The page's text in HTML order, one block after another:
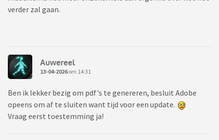
verder zal gaan.
Auwereel
13-04-2026om 14:31
Ben ik lekker bezig om pdf's te genereren, besluit Adobe
opeens om af te sluiten want tijd voor een update.
Vraag eerst toestemming ja!